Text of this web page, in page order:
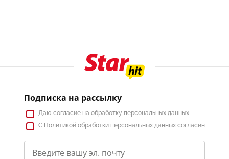
Подписка на рассылку
Даю согласие на обработку персональных данных
С Политикой обработки персональных данных согласен